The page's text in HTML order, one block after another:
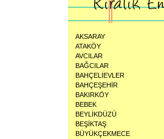
AKSARAY
ATAKÖY
AVCILAR
BAĞCILAR
BAHÇELİEVLER
BAHÇEŞEHİR
BAKIRKÖY
BEBEK
BEYLİKDÜZÜ
BEŞİKTAŞ
BÜYÜKÇEKMECE